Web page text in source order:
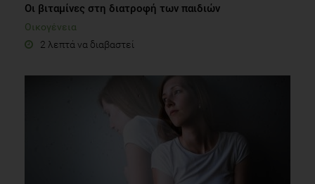
Οι βιταμίνες στη διατροφή των παιδιών
Οικογένεια
2 λεπτά να διαβαστεί